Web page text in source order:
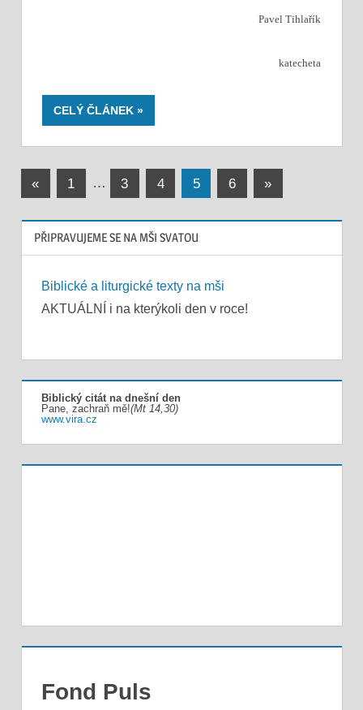
Pavel Tihlařík
katecheta
CELÝ ČLÁNEK
Stránkování
«Previous
1 … 3 4 5 6
Next
»
PŘIPRAVUJEME SE NA MŠI SVATOU
Biblické a liturgické texty na mši
AKTUÁLNÍ i na kterýkoli den v roce!
Biblický citát na dnešní den
Pane, zachraň mě!(Mt 14,30)
www.vira.cz
Fond Puls